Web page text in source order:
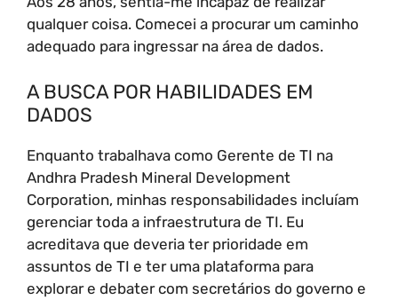
qualquer coisa. Comecei a procurar um caminho
adequado para ingressar na área de dados.
A BUSCA POR HABILIDADES EM
DADOS
Enquanto trabalhava como Gerente de TI na
Andhra Pradesh Mineral Development
Corporation, minhas responsabilidades incluíam
gerenciar toda a infraestrutura de TI. Eu
acreditava que deveria ter prioridade em
assuntos de TI e ter uma plataforma para
explorar e debater com secretários do governo e